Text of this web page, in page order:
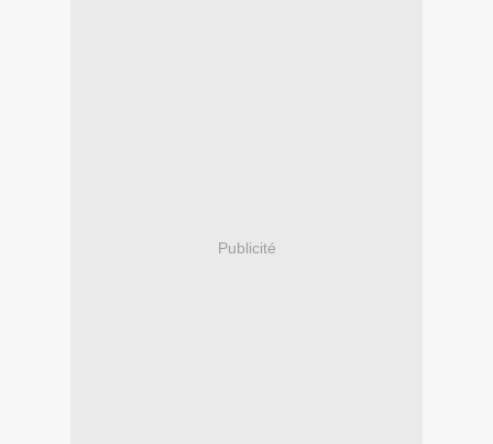
Publicité